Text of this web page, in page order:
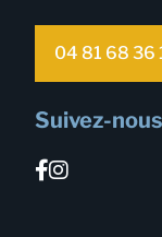
04 81 68 36
Suivez-nous